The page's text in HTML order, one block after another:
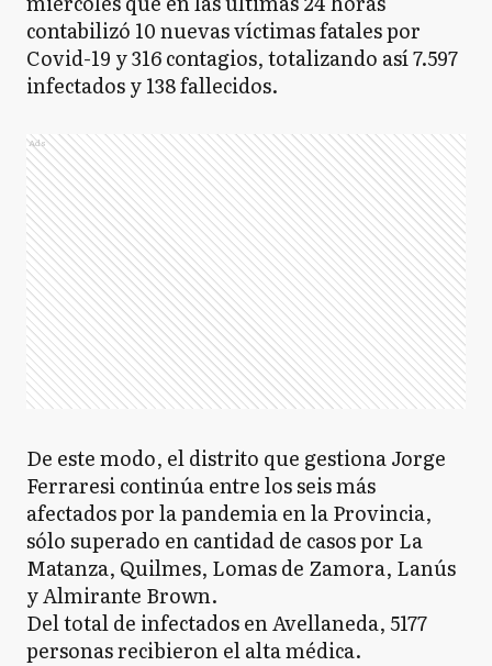
contabilizó 10 nuevas víctimas fatales por
Covid-19 y 316 contagios, totalizando así 7.597
infectados y 138 fallecidos.
Ads
De este modo, el distrito que gestiona Jorge
Ferraresi continúa entre los seis más
afectados por la pandemia en la Provincia,
sólo superado en cantidad de casos por La
Matanza, Quilmes, Lomas de Zamora, Lanús
y Almirante Brown.
Del total de infectados en Avellaneda, 5177
personas recibieron el alta médica.